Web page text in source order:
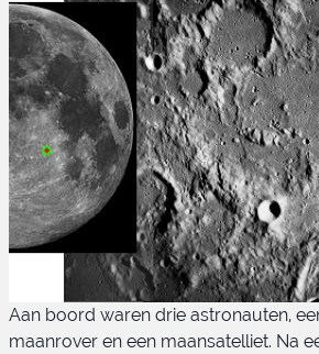
Aan boord waren drie astronauten,
maanrover en een maansatelliet. Na